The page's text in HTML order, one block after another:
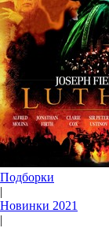
Подборки
|
Новинки 2021
|